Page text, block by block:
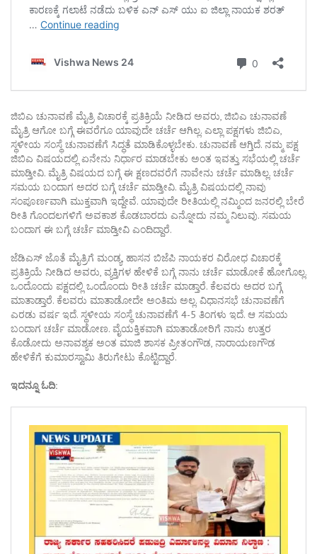
ಜಿಬಿಎ ಚುನಾವಣೆ ಮೈತ್ರಿ ವಿಚಾರಕ್ಕೆ ಪ್ರತಿಕ್ರಿಯೆ ನೀಡಿದ ಅವರು, ಜಿಬಿಎ ಚುನಾವಣೆ
ಮೈತ್ರಿ ಆಗೋ ಬಗ್ಗೆ ಈವರೆಗೂ ಯಾವುದೇ ಚರ್ಚೆ ಆಗಿಲ್ಲ. ಎಲ್ಲಾ ಪಕ್ಷಗಳು ಜಿಬಿಎ,
ಸ್ಥಳೀಯ ಸಂಸ್ಥೆ ಚುನಾವಣೆಗೆ ಸಿದ್ಧತೆ ಮಾಡಿಕೊಳ್ಳಬೇಕು. ಚುನಾವಣೆ ಆಗ್ತಿದೆ. ನಮ್ಮ ಪಕ್ಷ
ಜಿಬಿಎ ವಿಷಯದಲ್ಲಿ ಏನೇನು ನಿರ್ಧಾರ ಮಾಡಬೇಕು ಅಂತ ಇವತ್ತು ಸಭೆಯಲ್ಲಿ ಚರ್ಚೆ
ಮಾಡ್ತೀವಿ. ಮೈತ್ರಿ ವಿಷಯದ ಬಗ್ಗೆ ಈ ಕ್ಷಣದವರೆಗೆ ನಾವೇನು ಚರ್ಚೆ ಮಾಡಿಲ್ಲ. ಚರ್ಚೆ
ಸಮಯ ಬಂದಾಗ ಅದರ ಬಗ್ಗೆ ಚರ್ಚೆ ಮಾಡ್ತೀವಿ. ಮೈತ್ರಿ ವಿಷಯದಲ್ಲಿ ನಾವು
ಸಂಪೂರ್ಣವಾಗಿ ಮುಕ್ತವಾಗಿ ಇದ್ದೇವೆ. ಯಾವುದೇ ರೀತಿಯಲ್ಲಿ ನಮ್ಮಿಂದ ಜನರಲ್ಲಿ ಬೇರೆ
ರೀತಿ ಗೊಂದಲಗಳಿಗೆ ಅವಕಾಶ ಕೊಡಬಾರದು ಎನ್ನೋದು ನಮ್ಮ ನಿಲುವು. ಸಮಯ
ಬಂದಾಗ ಈ ಬಗ್ಗೆ ಚರ್ಚೆ ಮಾಡ್ತೀವಿ ಎಂದಿದ್ದಾರೆ.
ಜೆಡಿಎಸ್ ಜೊತೆ ಮೈತ್ರಿಗೆ ಮಂಡ್ಯ, ಹಾಸನ ಬಿಜೆಪಿ ನಾಯಕರ ವಿರೋಧ ವಿಚಾರಕ್ಕೆ
ಪ್ರತಿಕ್ರಿಯೆ ನೀಡಿದ ಅವರು, ವ್ಯಕ್ತಿಗಳ ಹೇಳಿಕೆ ಬಗ್ಗೆ ನಾನು ಚರ್ಚೆ ಮಾಡೋಕೆ ಹೋಗೊಲ್ಲ.
ಒಂದೊಂದು ಪಕ್ಷದಲ್ಲಿ ಒಂದೊಂದು ರೀತಿ ಚರ್ಚೆ ಮಾಡ್ತಾರೆ. ಕೆಲವರು ಅದರ ಬಗ್ಗೆ
ಮಾತಾಡ್ತಾರೆ. ಕೆಲವರು ಮಾತಾಡೋದೇ ಅಂತಿಮ ಅಲ್ಲ. ವಿಧಾನಸಭೆ ಚುನಾವಣೆಗೆ
ಎರಡು ವರ್ಷ ಇದೆ. ಸ್ಥಳೀಯ ಸಂಸ್ಥೆ ಚುನಾವಣೆಗೆ 4-5 ತಿಂಗಳು ಇದೆ. ಆ ಸಮಯ
ಬಂದಾಗ ಚರ್ಚೆ ಮಾಡೋಣ. ವೈಯಕ್ತಿಕವಾಗಿ ಮಾತಾಡೋರಿಗೆ ನಾನು ಉತ್ತರ
ಕೊಡೋದು ಅನಾವಶ್ಯಕ ಅಂತ ಮಾಜಿ ಶಾಸಕ ಪ್ರೀತಂಗೌಡ, ನಾರಾಯಣಗೌಡ
ಹೇಳಿಕೆಗೆ ಕುಮಾರಸ್ವಾಮಿ ತಿರುಗೇಟು ಕೊಟ್ಟಿದ್ದಾರೆ.
ಇದನ್ನೂ ಓದಿ: